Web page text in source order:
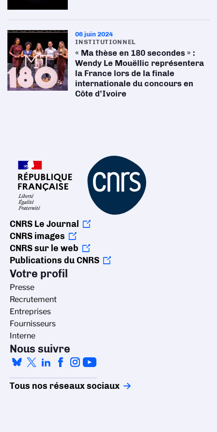
06 juin 2024
INSTITUTIONNEL
« Ma thèse en 180 secondes » :
Wendy Le Mouëllic représentera
la France lors de la finale
internationale du concours en
Côte d’Ivoire
CNRS Le Journal
CNRS images
CNRS sur le web
Publications du CNRS
Votre profil
Presse
Recrutement
Entreprises
Fournisseurs
Interne
Nous suivre
Tous nos réseaux sociaux